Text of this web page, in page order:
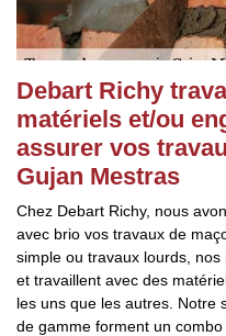
Debart Richy
matériels et/ou
assurer vos
Gujan Mestras
Chez Debart Richy, nous
avec brio vos travaux de
simple ou travaux lourds,
et travaillent avec des
les uns que les autres. Notre
de gamme forment un